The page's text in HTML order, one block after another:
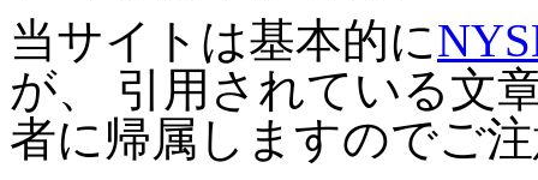
当サイトは基本的に
が、 引用されている文
者に帰属しますのでご